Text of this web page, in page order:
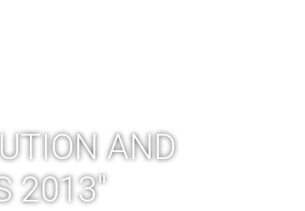
AND
2013″